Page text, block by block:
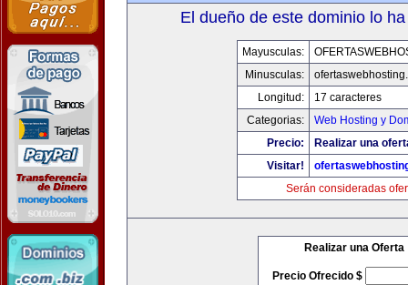
El dueño de este dominio lo
Mayusculas:
Minusculas:
Longitud:
17 caracteres
Categorias:
Web Hosting y
Precio:
Realizar una
Visitar!
Serán consideradas
Realizar una Oferta
Precio Ofrecido $